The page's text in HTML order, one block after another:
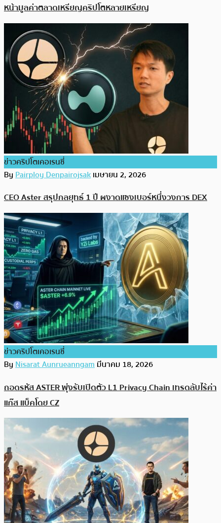
หน้ามูลค่าตลาดเหรียญคริปโตหลายเหรียญ
ข่าวคริปโตเคอเรนซี่
ByPairploy Denpairojsakเมษายน 2, 2026
CEO Aster สรุปกลยุทธ์ 1 ปี ผงาดแซงเบอร์หนึ่งวงการ DEX
ข่าวคริปโตเคอเรนซี่
ByNisarat Aunrueanngamมีนาคม 18, 2026
ถอดรหัส ASTER พุ่งรับเปิดตัว L1 Privacy Chain เทรดลับไร้ค่า
แก๊ส แบ็คโดย CZ